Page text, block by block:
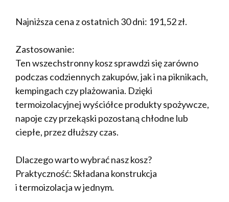
Najniższa cena z ostatnich 30 dni: 191,52zł.
Zastosowanie:
Ten wszechstronny kosz sprawdzi się zarówno
podczas codziennych zakupów, jak i na piknikach,
kempingach czy plażowania. Dzięki
termoizolacyjnej wyściółce produkty spożywcze,
napoje czy przekąski pozostaną chłodne lub
ciepłe, przez dłuższy czas.
Dlaczego warto wybrać nasz kosz?
Praktyczność: Składana konstrukcja
i termoizolacja w jednym.